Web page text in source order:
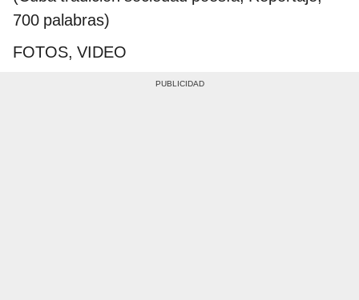
700 palabras)
FOTOS, VIDEO